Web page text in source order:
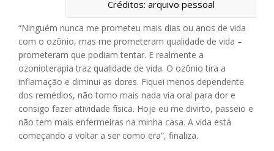
Créditos: arquivo pessoal
“Ninguém nunca me prometeu mais dias ou anos de vida
com o ozônio, mas me prometeram qualidade de vida –
prometeram que podiam tentar. E realmente a
ozonioterapia traz qualidade de vida. O ozônio tira a
inflamação e diminui as dores. Fiquei menos dependente
dos remédios, não tomo mais nada via oral para dor e
consigo fazer atividade física. Hoje eu me divirto, passeio e
não tem mais enfermeiras na minha casa. A vida está
começando a voltar a ser como era”, finaliza.